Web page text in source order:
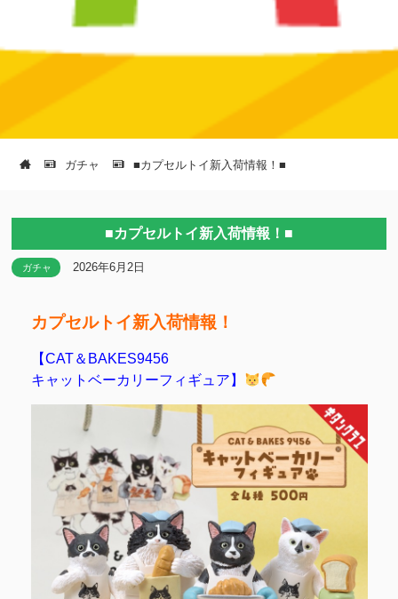
ガチャ ■カプセルトイ新入荷情報！■
■カプセルトイ新入荷情報！■
ガチャ 2026年6月2日
カプセルトイ新入荷情報！
【CAT＆BAKES9456
キャットベーカリーフィギュア】